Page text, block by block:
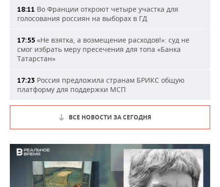
18:11 Во Франции откроют четыре участка для
голосования россиян на выборах в ГД
17:55 «Не взятка, а возмещение расходов!»: суд не
смог избрать меру пресечения для топа «Банка
Татарстан»
17:23 Россия предложила странам БРИКС общую
платформу для поддержки МСП
ВСЕ НОВОСТИ ЗА СЕГОДНЯ